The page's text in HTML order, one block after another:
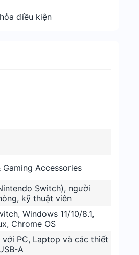
điều kiện
Gaming Accessories
Switch), người
kỹ thuật viên
Windows 11/10/8.1,
Chrome OS
PC, Laptop và các thiết
A